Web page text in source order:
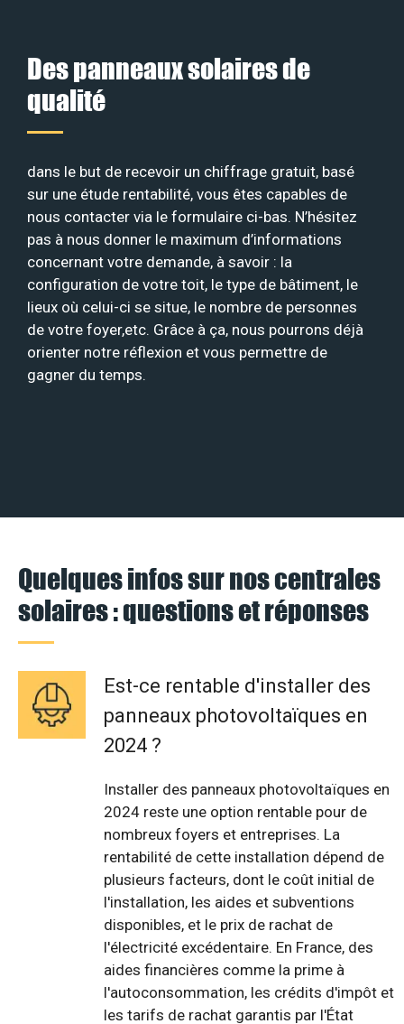
Des panneaux solaires de
qualité
dans le but de recevoir un chiffrage gratuit, basé
sur une étude rentabilité, vous êtes capables de
nous contacter via le formulaire ci-bas. N’hésitez
pas à nous donner le maximum d’informations
concernant votre demande, à savoir : la
configuration de votre toit, le type de bâtiment, le
lieux où celui-ci se situe, le nombre de personnes
de votre foyer,etc. Grâce à ça, nous pourrons déjà
orienter notre réflexion et vous permettre de
gagner du temps.
Quelques infos sur nos centrales
solaires : questions et réponses
Est-ce rentable d'installer des
panneaux photovoltaïques en
2024 ?
Installer des panneaux photovoltaïques en
2024 reste une option rentable pour de
nombreux foyers et entreprises. La
rentabilité de cette installation dépend de
plusieurs facteurs, dont le coût initial de
l'installation, les aides et subventions
disponibles, et le prix de rachat de
l'électricité excédentaire. En France, des
aides financières comme la prime à
l'autoconsommation, les crédits d'impôt et
les tarifs de rachat garantis par l'État